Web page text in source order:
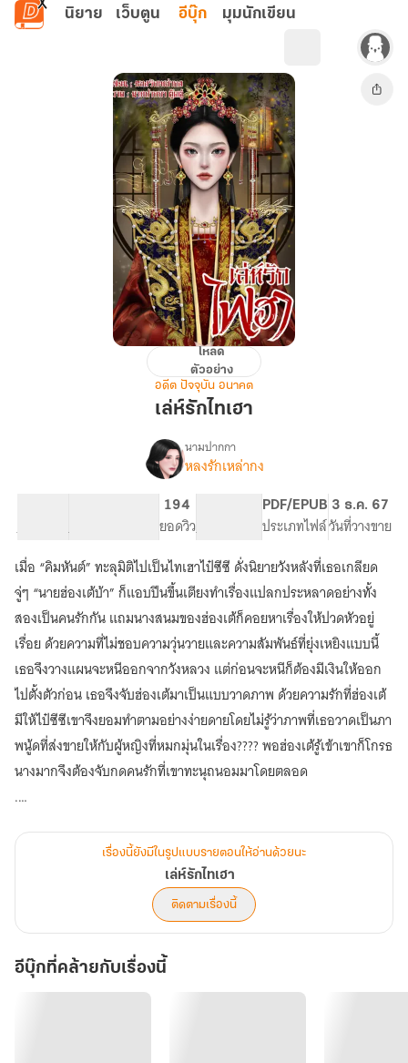
ข้ามไปยังเนื้อหาหลัก
นิยาย เว็บตูน อีบุ๊ก มุมนักเขียน
โหลด
ตัวอย่าง
อดีต ปัจจุบัน อนาคต
เล่ห์รักไทเฮา
เรื่อง
นามปากกา
หลงรักเหล่ากง
จำนวนคำ จำนวนหน้า (A5)
194
ยอดวิวระดับเนื้อหา
PDF/EPUB
ประเภทไฟล์
3 ธ.ค. 67
วันที่วางขาย
เมื่อ “คิมหันต์” ทะลุมิติไปเป็นไทเฮาไป๋ซีซี ดั่งนิยายวังหลังที่เธอเกลียด
จู่ๆ “นายฮ่องเต้บ้า” ก็แอบปีนขึ้นเตียงทำเรื่องแปลกประหลาดอย่างทั้ง
สองเป็นคนรักกัน แถมนางสนมของฮ่องเต้ก็คอยหาเรื่องให้ปวดหัวอยู่
เรื่อย ด้วยความที่ไม่ชอบความวุ่นวายและความสัมพันธ์ที่ยุ่งเหยิงแบบนี้
เธอจึงวางแผนจะหนีออกจากวังหลวง แต่ก่อนจะหนีก็ต้องมีเงินให้ออก
ไปตั้งตัวก่อน เธอจึงจับฮ่องเต้มาเป็นแบบวาดภาพ ด้วยความรักที่ฮ่องเต้
มีให้ไป๋ซีซีเขาจึงยอมทำตามอย่างง่ายดายโดยไม่รู้ว่าภาพที่เธอวาดเป็นภา
พนู้ดที่ส่งขายให้กับผู้หญิงที่หมกมุ่นในเรื่อง???? พอฮ่องเต้รู้เข้าเขาก็โกรธ
นางมากจึงต้องจับกดคนรักที่เขาทะนุถนอมมาโดยตลอด
.
.
“นี่นางช่างกล้าวาดภาพของข้าไปขายให้กับเหล่าสตรีที่มากความต้องการ
เช่นนั้นหรือ…คืนนี้ข้าจะไปนอนที่ตำหนักไทเฮา!!!”
เรื่องนี้ยังมีในรูปแบบรายตอนให้อ่านด้วยนะ
เล่ห์รักไทเฮา
ติดตามเรื่องนี้
อีบุ๊กที่คล้ายกับเรื่องนี้